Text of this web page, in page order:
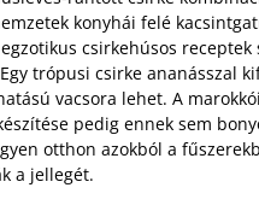
konyhái felé
csirkehúsos receptek
trópusi csirke ananásszal
vacsora lehet. A
pedig ennek sem
otthon azokból a
a jellegét.